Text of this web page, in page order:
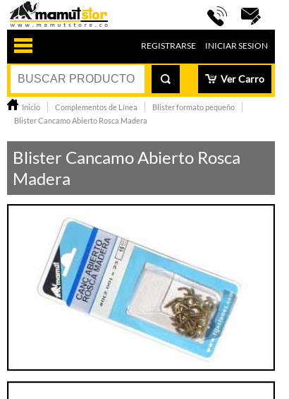
REGISTRARSE INICIAR SESION
Ver Carro
Inicio Complementos de Línea
Blister formato pequeño
Blister Cancamo Abierto Rosca Madera
Blister Cancamo Abierto Rosca
Madera